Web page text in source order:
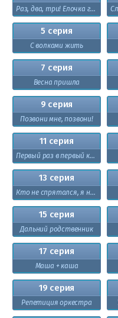
Раз, два, три! Елочка гори!
5 серия
С волками жить
7 серия
Весна пришла
9 серия
Позвони мне, позвони!
11 серия
Первый раз в первый класс
13 серия
Кто не спрятался, я не виноват!
15 серия
Дальний родственник
17 серия
Маша + каша
19 серия
Репетиция оркестра